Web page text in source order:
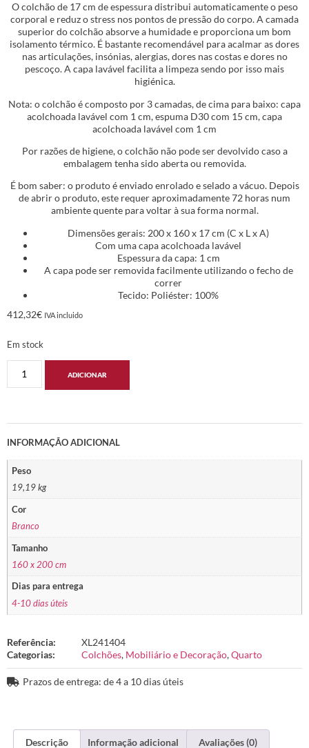
O colchão de 17 cm de espessura distribui automaticamente o peso
corporal e reduz o stress nos pontos de pressão do corpo. A camada
superior do colchão absorve a humidade e proporciona um bom
isolamento térmico. É bastante recomendável para acalmar as dores
nas articulações, insónias, alergias, dores nas costas e dores no
pescoço. A capa lavável facilita a limpeza sendo por isso mais
higiénica.
Nota: o colchão é composto por 3 camadas, de cima para baixo: capa
acolchoada lavável com 1 cm, espuma D30 com 15 cm, capa
acolchoada lavável com 1 cm
Por razões de higiene, o colchão não pode ser devolvido caso a
embalagem tenha sido aberta ou removida.
É bom saber: o produto é enviado enrolado e selado a vácuo. Depois
de abrir o produto, este requer aproximadamente 72 horas num
ambiente quente para voltar à sua forma normal.
Dimensões gerais: 200 x 160 x 17 cm (C x L x A)
Com uma capa acolchoada lavável
Espessura da capa: 1 cm
A capa pode ser removida facilmente utilizando o fecho de
correr
Tecido: Poliéster: 100%
412,32€ IVA incluido
Em stock
ADICIONAR
INFORMAÇÃO ADICIONAL
Peso
19,19 kg
Cor
Branco
Tamanho
160 x 200 cm
Dias para entrega
4-10 dias úteis
Referência:
XL241404
Categorias:
Colchões, Mobiliário e Decoração,Quarto
Prazos de entrega: de 4 a 10 dias úteis
Descrição Informação adicional Avaliações (0)